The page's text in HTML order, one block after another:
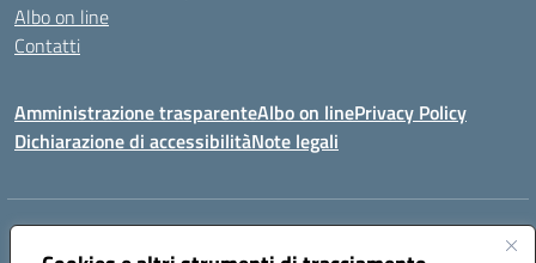
Albo on line
Contatti
Amministrazione trasparenteAlbo on linePrivacy Policy
Dichiarazione di accessibilitàNote legali
Indirizzo: